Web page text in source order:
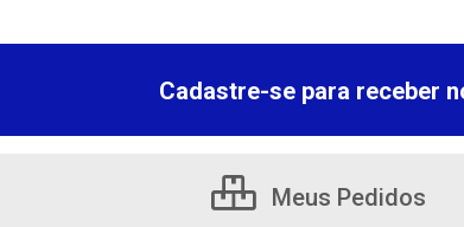
Cadastre-se para receber
Meus Pedidos